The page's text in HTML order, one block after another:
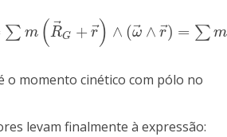
∑ m (R⃗
G + r⃗
) ∧ (ω⃗ ∧ r⃗
) = ∑ m
( R →G + r→) ∧(ω→ ∧r →)=∑ mr →∧ (ω→
o momento cinético com pólo no
levam finalmente à expressão: